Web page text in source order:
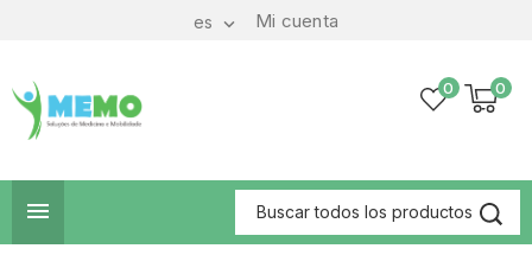
Mi cuenta
es 
0
0
